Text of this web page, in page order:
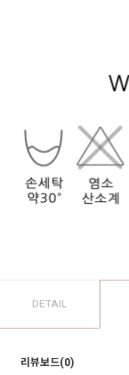
DETAIL
리뷰보드(0)